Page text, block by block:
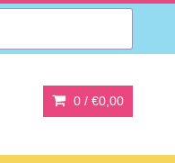
0 / €0,00